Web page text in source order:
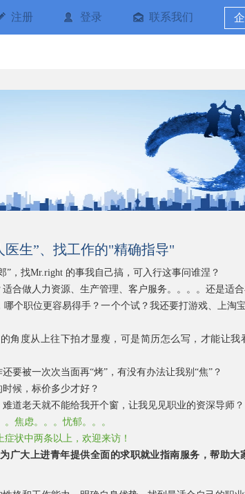
注册 登录 联系我们
生”、找工作的"精确指导"
，找Mr.right 的事我自己搞，可入行这事问谁涅？
合做人力资源、生产管理、客户服务。。。。还是适
个职位更容易得手？一个个试？我还要打游戏、上淘
角度从上往下拍才显瘦，可是简历怎么写，才能让我
要被一次次当面再“烤”，有没有办法让我别“焦”？
候，标价多少才好？
道老天就不能给我开个窗，让我见见职业的资深导师？
。焦虑。。。忧郁。。。
症状中两条以上，欢迎来访！
广大上进青年提供全面的求职就业指南服务，帮助大